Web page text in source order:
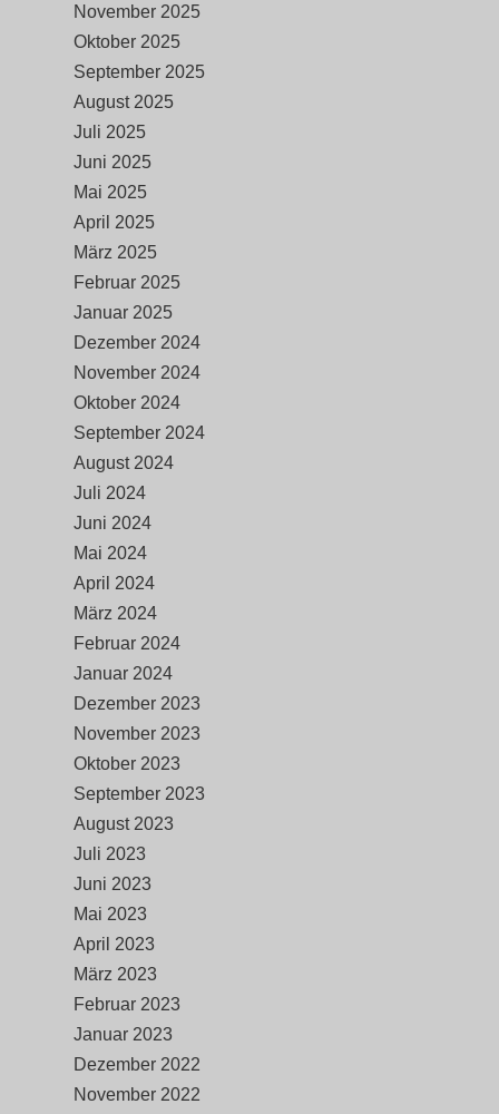
November 2025
Oktober 2025
September 2025
August 2025
Juli 2025
Juni 2025
Mai 2025
April 2025
März 2025
Februar 2025
Januar 2025
Dezember 2024
November 2024
Oktober 2024
September 2024
August 2024
Juli 2024
Juni 2024
Mai 2024
April 2024
März 2024
Februar 2024
Januar 2024
Dezember 2023
November 2023
Oktober 2023
September 2023
August 2023
Juli 2023
Juni 2023
Mai 2023
April 2023
März 2023
Februar 2023
Januar 2023
Dezember 2022
November 2022